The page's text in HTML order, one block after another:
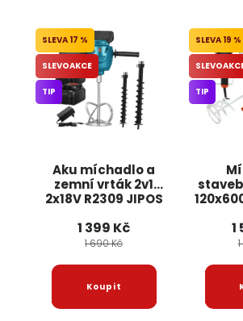
Aku míchadlo a
zemní vrták 2v1
2x18V R2309 JIPOS
17 %
SLEVOAKCE
TIP
1 399 Kč
1 690 Kč
19 %
TIP
1